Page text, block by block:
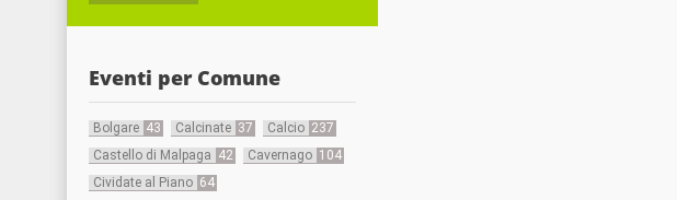
Eventi per Comune
Bolgare 43 Calcinate 37 Calcio 237
Castello di Malpaga 42 Cavernago 104
Cividate al Piano 64